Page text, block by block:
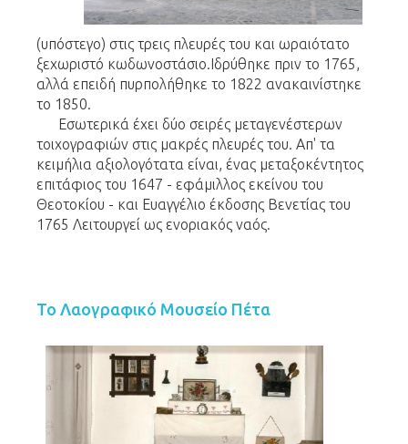
(υπόστεγο) στις τρεις πλευρές του και ωραιότατο
ξεχωριστό κωδωνοστάσιο.Ιδρύθηκε πριν το 1765,
αλλά επειδή πυρπολήθηκε το 1822 ανακαινίστηκε
το 1850.
Εσωτερικά έχει δύο σειρές μεταγενέστερων
τοιχογραφιών στις μακρές πλευρές του. Απ' τα
κειμήλια αξιολογότατα είναι, ένας μεταξοκέντητος
επιτάφιος του 1647 - εφάμιλλος εκείνου του
Θεοτοκίου - και Ευαγγέλιο έκδοσης Βενετίας του
1765 Λειτουργεί ως ενοριακός ναός.
Το Λαογραφικό Μουσείο Πέτα